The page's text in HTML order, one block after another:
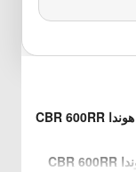
غطاء المصباح الأمامي للدراجات يناسب هوندا CBR 600RR
1. دراجة نارية عدسة المصباح ، يصلح لهوندا CBR 600RR